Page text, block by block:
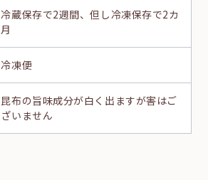
冷蔵保存で2週間、但し冷凍保存で2カ
月
冷凍便
昆布の旨味成分が白く出ますが害はご
ざいません